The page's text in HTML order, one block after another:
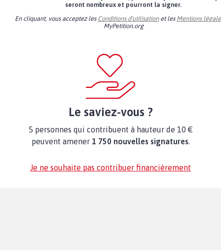
seront nombreux et pourront la signer.
En cliquant, vous acceptez les Conditions d'utilisationet les Mentions
MyPetition.org
Le saviez-vous ?
5 personnes qui contribuent à hauteur de 10 €
peuvent amener 1 750 nouvelles signatures.
Je ne souhaite pas contribuer financièrement